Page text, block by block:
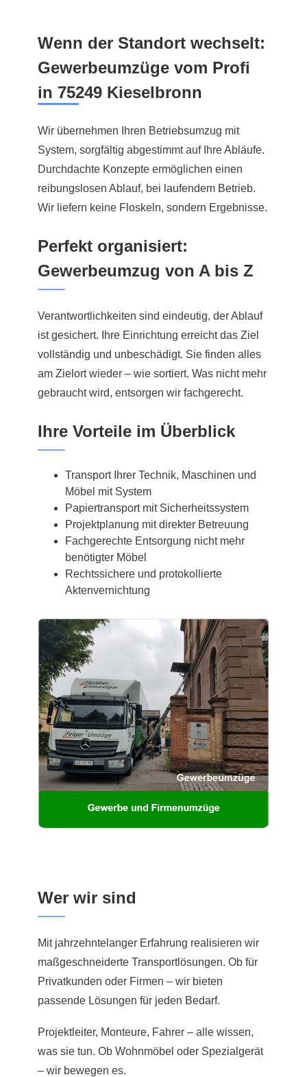
Wenn der Standort wechselt:
Gewerbeumzüge vom Profi
in 75249 Kieselbronn
Wir übernehmen Ihren Betriebsumzug mit
System, sorgfältig abgestimmt auf Ihre Abläufe.
Durchdachte Konzepte ermöglichen einen
reibungslosen Ablauf, bei laufendem Betrieb.
Wir liefern keine Floskeln, sondern Ergebnisse.
Perfekt organisiert:
Gewerbeumzug von A bis Z
Verantwortlichkeiten sind eindeutig, der Ablauf
ist gesichert. Ihre Einrichtung erreicht das Ziel
vollständig und unbeschädigt. Sie finden alles
am Zielort wieder – wie sortiert. Was nicht mehr
gebraucht wird, entsorgen wir fachgerecht.
Ihre Vorteile im Überblick
Transport Ihrer Technik, Maschinen und
Möbel mit System
Papiertransport mit Sicherheitssystem
Projektplanung mit direkter Betreuung
Fachgerechte Entsorgung nicht mehr
benötigter Möbel
Rechtssichere und protokollierte
Aktenvernichtung
Wer wir sind
Mit jahrzehntelanger Erfahrung realisieren wir
maßgeschneiderte Transportlösungen. Ob für
Privatkunden oder Firmen – wir bieten
passende Lösungen für jeden Bedarf.
Projektleiter, Monteure, Fahrer – alle wissen,
was sie tun. Ob Wohnmöbel oder Spezialgerät
– wir bewegen es.